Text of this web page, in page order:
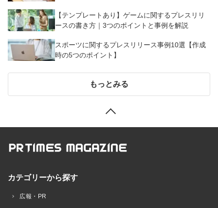
【テンプレートあり】ゲームに関するプレスリリ
ースの書き方｜3つのポイントと事例を解説
スポーツに関するプレスリリース事例10選【作成
時の5つのポイント】
もっとみる
カテゴリーから探す
広報・PR